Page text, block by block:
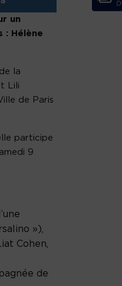
un
: Hélène
la
Lili
de Paris
participe
9
»),
Cohen,
de